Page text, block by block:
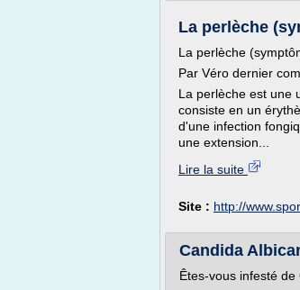
La perlèche
La perlèche
Par Véro dernier
La perlèche est une
consiste en un
d'une infection
une extension...
Lire la suite
Site : http://
Candida
Êtes-vous infesté